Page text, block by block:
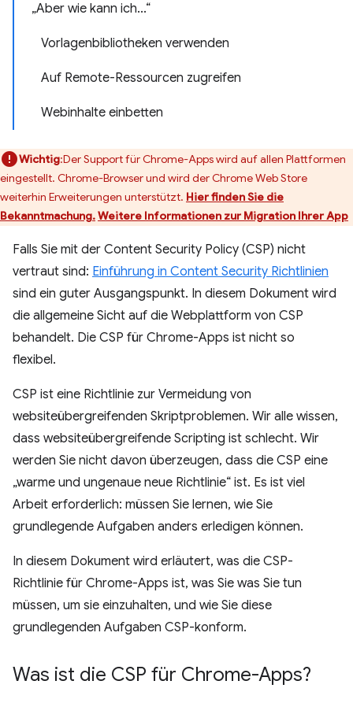
„Aber wie kann ich...“
Vorlagenbibliotheken verwenden
Auf Remote-Ressourcen zugreifen
Webinhalte einbetten
Wichtig:Der Support für Chrome-Apps wird auf allen Plattformen
eingestellt. Chrome-Browser und wird der Chrome Web Store
weiterhin Erweiterungen unterstützt. Hier finden Sie die
Bekanntmachung.Weitere Informationen zur Migration Ihrer App
Falls Sie mit der Content Security Policy (CSP) nicht
vertraut sind: Einführung in Content Security Richtlinien
sind ein guter Ausgangspunkt. In diesem Dokument wird
die allgemeine Sicht auf die Webplattform von CSP
behandelt. Die CSP für Chrome-Apps ist nicht so
flexibel.
CSP ist eine Richtlinie zur Vermeidung von
websiteübergreifenden Skriptproblemen. Wir alle wissen,
dass websiteübergreifende Scripting ist schlecht. Wir
werden Sie nicht davon überzeugen, dass die CSP eine
„warme und ungenaue neue Richtlinie“ ist. Es ist viel
Arbeit erforderlich: müssen Sie lernen, wie Sie
grundlegende Aufgaben anders erledigen können.
In diesem Dokument wird erläutert, was die CSP-
Richtlinie für Chrome-Apps ist, was Sie was Sie tun
müssen, um sie einzuhalten, und wie Sie diese
grundlegenden Aufgaben CSP-konform.
Was ist die CSP für Chrome-Apps?